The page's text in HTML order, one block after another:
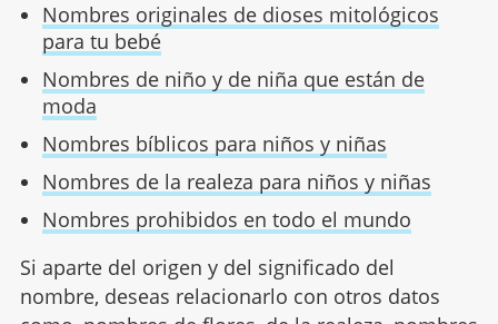
Nombres originales de dioses mitológicos
para tu bebé
Nombres de niño y de niña que están de
moda
Nombres bíblicos para niños y niñas
Nombres de la realeza para niños y niñas
Nombres prohibidos en todo el mundo
Si aparte del origen y del significado del
nombre, deseas relacionarlo con otros datos